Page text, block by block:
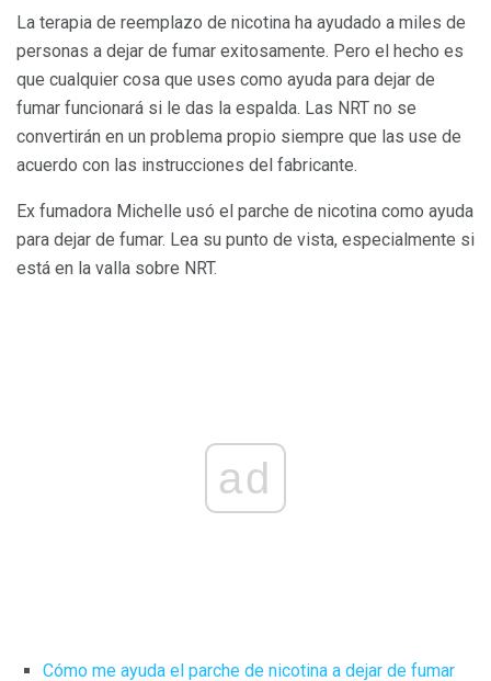
La terapia de reemplazo de nicotina ha ayudado a miles de
personas a dejar de fumar exitosamente. Pero el hecho es
que cualquier cosa que uses como ayuda para dejar de
fumar funcionará si le das la espalda. Las NRT no se
convertirán en un problema propio siempre que las use de
acuerdo con las instrucciones del fabricante.
Ex fumadora Michelle usó el parche de nicotina como ayuda
para dejar de fumar. Lea su punto de vista, especialmente si
está en la valla sobre NRT.
ad
Cómo me ayuda el parche de nicotina a dejar de fumar